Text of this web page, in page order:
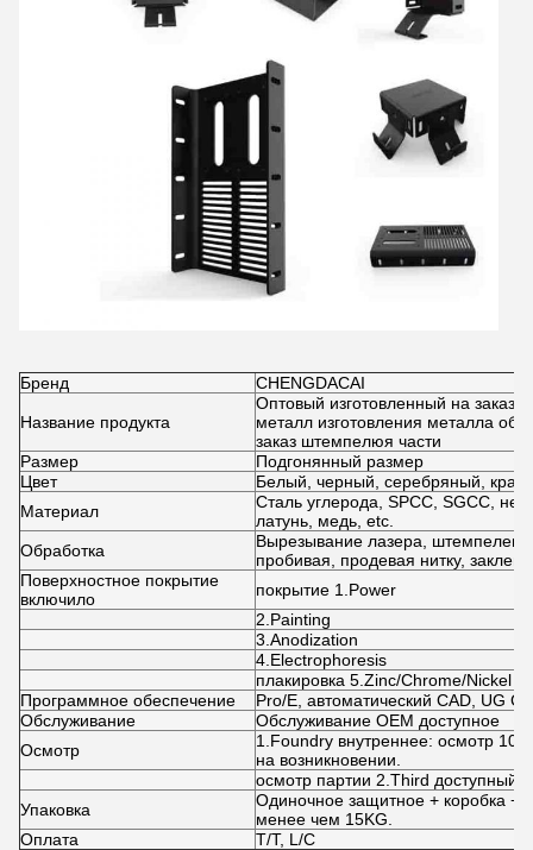
Бренд CHENGDACAI
Название продукта
Оптовый изготовленный на заказ
металл изготовления металла
заказ штемпелюя части
Размер
Подгонянный размер
Цвет
Белый, черный, серебряный,
Материал
Сталь углерода, SPCC, SGCC,
латунь, медь, etc.
Обработка
Вырезывание лазера,
пробивая, продевая нитку,
Поверхностное покрытие
включило
покрытие 1.Power
2.Painting
3.Anodization
4.Electrophoresis
плакировка 5.Zinc/Chrome/Nickel
Программное обеспечение
Pro/E, автоматический CAD, UG
Обслуживание
Обслуживание OEM доступное
Осмотр
1.Foundry внутреннее: осмотр
на возникновении.
осмотр партии 2.Third доступный
Упаковка
Одиночное защитное + коробка +
менее чем 15KG.
Оплата
T/T, L/C